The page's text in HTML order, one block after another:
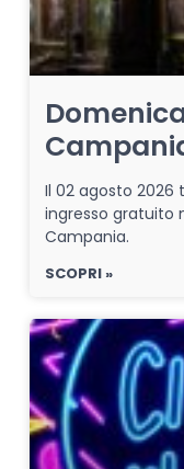
Il 02 agosto 2026
ingresso gratuito
Campania.
SCOPRI »